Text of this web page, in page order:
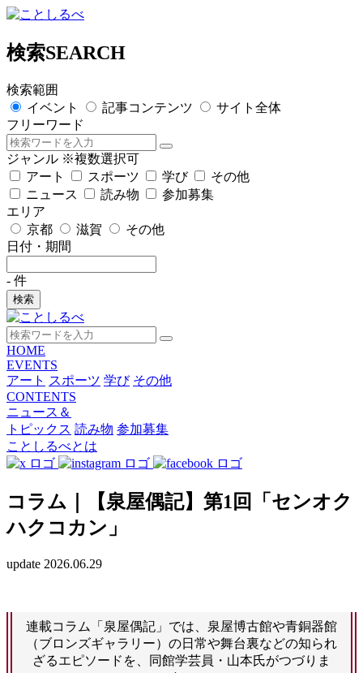
検索SEARCH
検索範囲
イベント
記事コンテンツ
サイト全体
フリーワード
ジャンル ※複数選択可
アート
スポーツ 学び
その他
ニュース
読み物
参加募集
エリア
京都
滋賀
その他
日付・期間
- 件
検索
HOME
EVENTS
アート スポーツ 学び その他
CONTENTS
ニュース＆
トピックス 読み物 参加募集
ことしるべとは
コラム｜【泉屋偶記】第1回「センオク
ハクコカン」
update 2026.06.29
連載コラム「泉屋偶記」では、泉屋博古館や青銅器館
（ブロンズギャラリー）の日常や舞台裏などの知られ
ざるエピソードを、同館学芸員・山本氏がつづりま